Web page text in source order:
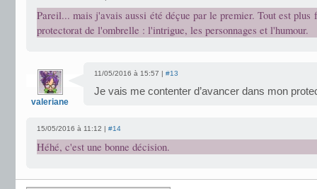
Pareil... mais j'avais aussi été déçue par le premier. Tout est plus
protectorat de l'ombrelle : l'intrigue, les personnages et l'humour.
valeriane
11/05/2016 à 15:57 | #13
Je vais me contenter d’avancer dans mon
15/05/2016 à 11:12 | #14
Héhé, c'est une bonne décision.